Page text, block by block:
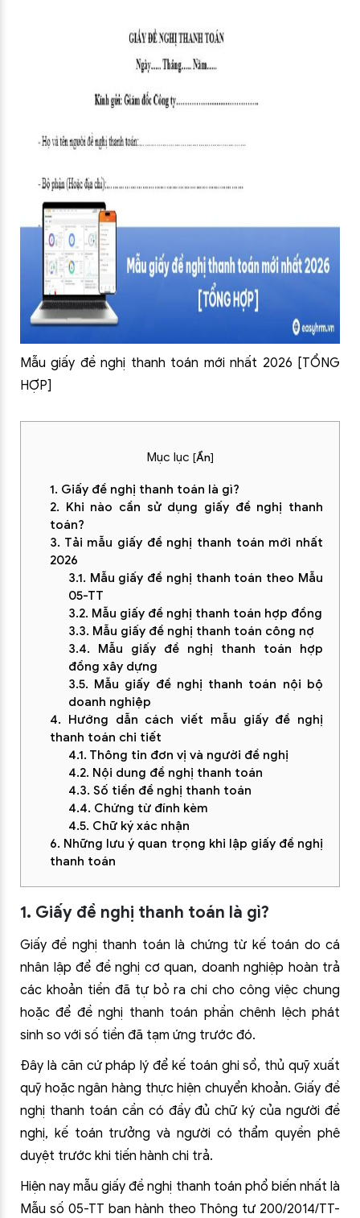
Mẫu giấy đề nghị thanh toán mới nhất 2026 [TỔNG
HỢP]
Mục lục [Ẩn]
1. Giấy đề nghị thanh toán là gì?
2. Khi nào cần sử dụng giấy đề nghị thanh
toán?
3. Tải mẫu giấy đề nghị thanh toán mới nhất
2026
3.1. Mẫu giấy đề nghị thanh toán theo Mẫu
05-TT
3.2. Mẫu giấy đề nghị thanh toán hợp đồng
3.3. Mẫu giấy đề nghị thanh toán công nợ
3.4. Mẫu giấy đề nghị thanh toán hợp
đồng xây dựng
3.5. Mẫu giấy đề nghị thanh toán nội bộ
doanh nghiệp
4. Hướng dẫn cách viết mẫu giấy đề nghị
thanh toán chi tiết
4.1. Thông tin đơn vị và người đề nghị
4.2. Nội dung đề nghị thanh toán
4.3. Số tiền đề nghị thanh toán
4.4. Chứng từ đính kèm
4.5. Chữ ký xác nhận
6. Những lưu ý quan trọng khi lập giấy đề nghị
thanh toán
1. Giấy đề nghị thanh toán là gì?
Giấy đề nghị thanh toán là chứng từ kế toán do cá
nhân lập để đề nghị cơ quan, doanh nghiệp hoàn trả
các khoản tiền đã tự bỏ ra chi cho công việc chung
hoặc để đề nghị thanh toán phần chênh lệch phát
sinh so với số tiền đã tạm ứng trước đó.
Đây là căn cứ pháp lý để kế toán ghi sổ, thủ quỹ xuất
quỹ hoặc ngân hàng thực hiện chuyển khoản. Giấy đề
nghị thanh toán cần có đầy đủ chữ ký của người đề
nghị, kế toán trưởng và người có thẩm quyền phê
duyệt trước khi tiến hành chi trả.
Hiện nay mẫu giấy đề nghị thanh toán phổ biến nhất là
Mẫu số 05-TT ban hành theo Thông tư 200/2014/TT-